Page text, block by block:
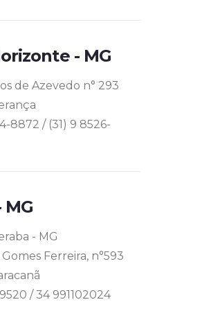
- MG
de Azevedo n° 293
8872 / (31) 9 8526-
MG
- MG
Ferreira, n°593
/ 34 991102024